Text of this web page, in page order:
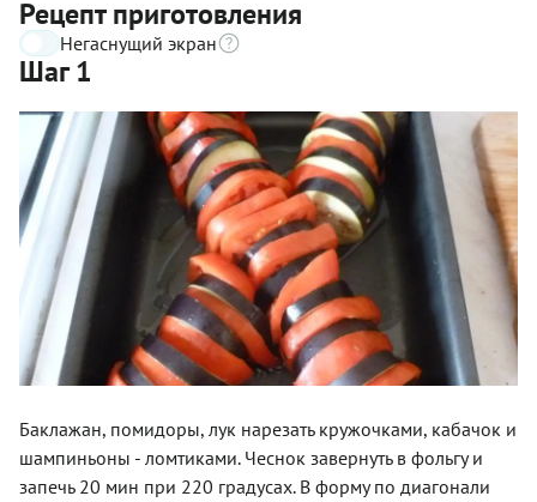
Рецепт приготовления
Негаснущий экран
Шаг 1
Баклажан, помидоры, лук нарезать кружочками, кабачок и
шампиньоны - ломтиками. Чеснок завернуть в фольгу и
запечь 20 мин при 220 градусах. В форму по диагонали